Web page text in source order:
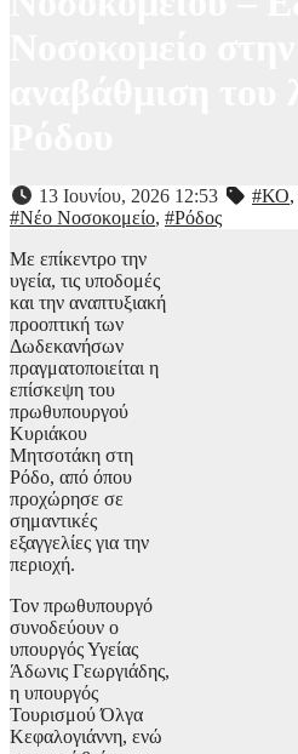
13 Ιουνίου, 2026 12:53 #ΚΟ,
#Νέο Νοσοκομείο, #Ρόδος
Με επίκεντρο την
υγεία, τις υποδομές
και την αναπτυξιακή
προοπτική των
Δωδεκανήσων
πραγματοποιείται η
επίσκεψη του
πρωθυπουργού
Κυριάκου
Μητσοτάκη στη
Ρόδο, από όπου
προχώρησε σε
σημαντικές
εξαγγελίες για την
περιοχή.
Τον πρωθυπουργό
συνοδεύουν ο
υπουργός Υγείας
Άδωνις Γεωργιάδης,
η υπουργός
Τουρισμού Όλγα
Κεφαλογιάννη, ενώ